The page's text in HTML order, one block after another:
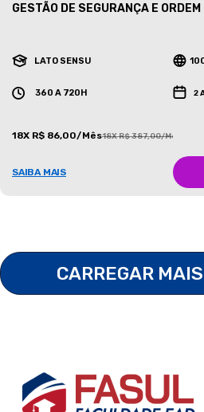
GESTÃO DE SEGURANÇA E
LATO SENSU
360 A 720H 2
18X R$ 86,00/Mês18X R$ 387,00/Mês
SAIBA MAIS
CARREGAR